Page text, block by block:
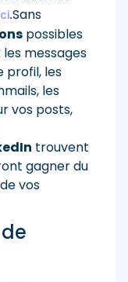
.Sans
possibles
les messages
profil, les
les
vos posts,
trouvent
gagner du
vos